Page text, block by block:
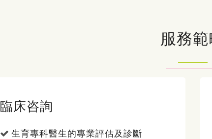
服務
臨床咨詢
生育專科醫生的專業評估及診斷